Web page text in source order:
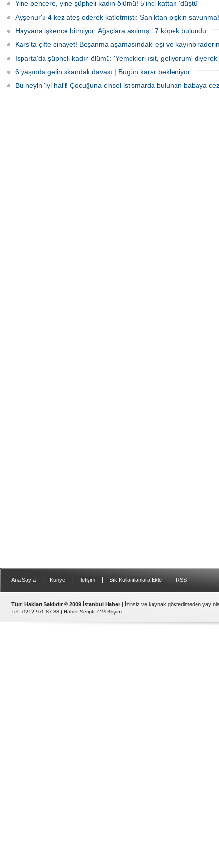
Yine pencere, yine şüpheli kadın ölümü! 5'inci kattan 'düştü'
Ayşenur'u 4 kez ateş ederek katletmişti: Sanıktan pişkin savunma!
Hayvana işkence bitmiyor: Ağaçlara asılmış 17 köpek bulundu
Kars'ta çifte cinayet! Boşanma aşamasındaki eşi ve
Isparta'da şüpheli kadın ölümü: 'Yemekleri ısıt, geliyorum' diyerek
6 yaşında gelin skandalı davası | Bugün karar bekleniyor
Bu neyin 'iyi hal'i! Çocuğuna cinsel istismarda bulunan babaya
Ana Sayfa Künye İletişim Sık Kullanılanlara Ekle RSS
Tüm Hakları Saklıdır © 2009 İstanbul Haber | İzinsiz ve kaynak gösterilmeden
Tel : 0212 970 87 88 | Haber Scripti: CM Bilişim